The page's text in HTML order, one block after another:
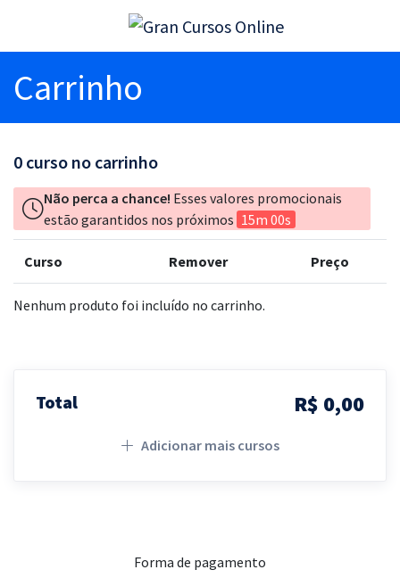
Carrinho
0 curso no carrinho
Não perca a chance! Esses valores promocionais
estão garantidos nos próximos 15m 00s
Curso Remover Preço
Nenhum produto foi incluído no carrinho.
Total R$ 0,00
Adicionar mais cursos
Forma de pagamento